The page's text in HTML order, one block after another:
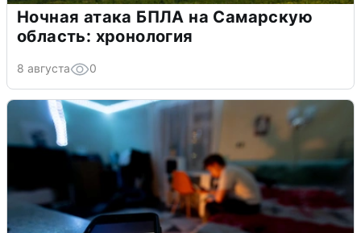
Ночная атака БПЛА на Самарскую
область: хронология
8 августа 0